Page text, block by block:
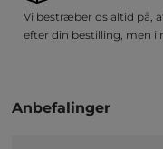
Vi bestræber os altid på,
efter din bestilling, men
Anbefalinger